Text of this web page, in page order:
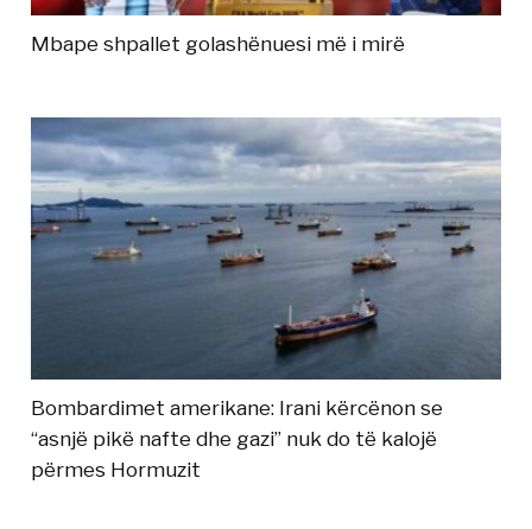
Mbape shpallet golashënuesi më i mirë
Bombardimet amerikane: Irani kërcënon se
“asnjë pikë nafte dhe gazi” nuk do të kalojë
përmes Hormuzit